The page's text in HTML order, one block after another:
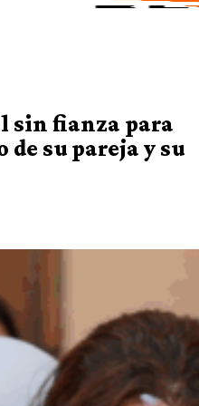
sin fianza para
su pareja y su